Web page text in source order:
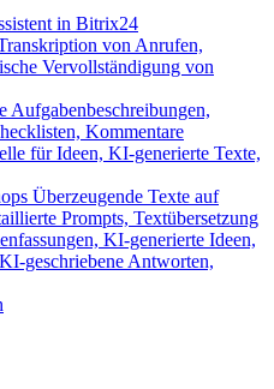
in Bitrix24
von Anrufen,
Vervollständigung von
Aufgabenbeschreibungen,
Kommentare
für Ideen, KI-generierte Texte,
Überzeugende Texte auf
Prompts, Textübersetzung
KI-generierte Ideen,
geschriebene Antworten,